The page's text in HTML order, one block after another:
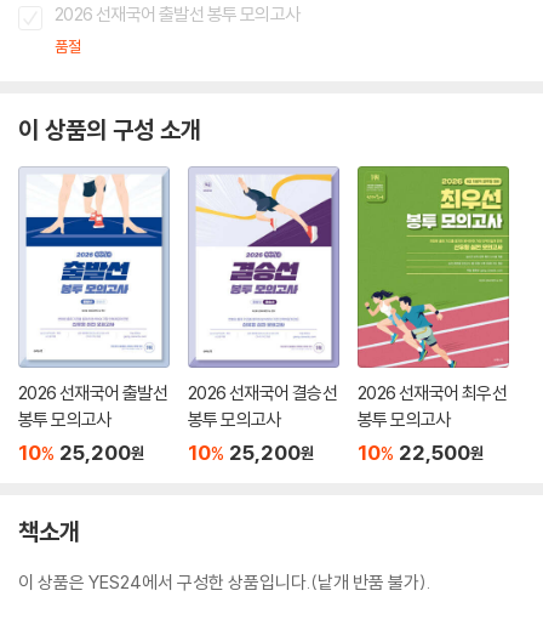
2026 선재국어 출발선 봉투 모의고사
품절
이 상품의 구성 소개
2026 선재국어 출발선
봉투 모의고사
10% 25,200원
2026 선재국어 결승선
봉투 모의고사
10% 25,200원
2026 선재국어 최우선
봉투 모의고사
10% 22,500원
책소개
이 상품은 YES24에서 구성한 상품입니다.(낱개 반품 불가).